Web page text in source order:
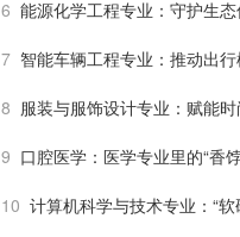
6 能源化学工程专业：守护生
7 智能车辆工程专业：推动出
8 服装与服饰设计专业：赋能
9 口腔医学：医学专业里的“香
10 计算机科学与技术专业：“软